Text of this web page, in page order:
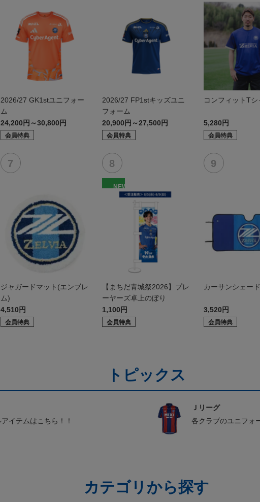
2026/27 GK1stユニフォー
ム
24,200円～30,800円
会員特典
2026/27 FP1stキッズユニ
フォーム
20,900円～27,500円
会員特典
コンフィットTシ
5,280円
会員特典
ジャガードマット(エンブレ
ム)
4,510円
会員特典
NEW
【まちだ青城祭2026】プレ
ーヤーズ卓上のぼり
1,100円
会員特典
カーサンシェード
3,520円
会員特典
トピックス
イテムはこちら！！
Ｊリーグ
各クラブのユニフォ
カテゴリから探す